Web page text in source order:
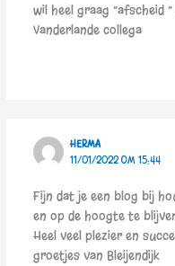
wil heel graag ”afscheid
Vanderlande collega
HERMA
11/01/2022 OM 15:44
Fijn dat je een blog bij
en op de hoogte te
Heel veel plezier en
groetjes van Bleijendijk